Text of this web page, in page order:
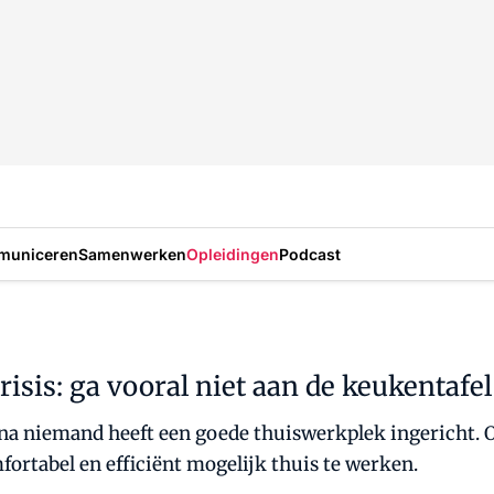
SamenwerkenOpleidingenPodcast
ga vooral niet aan de
niemand heeft een goede thuiswerkplek ingericht.
en efficiënt mogelijk thuis te werken.